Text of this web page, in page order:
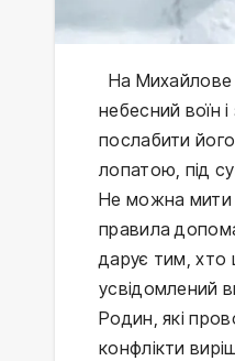
На Михайлове
небесний воїн
послабити
лопатою, під
Не можна мити
правила
дарує тим, хто
усвідомлений
Родин, які
конфлікти